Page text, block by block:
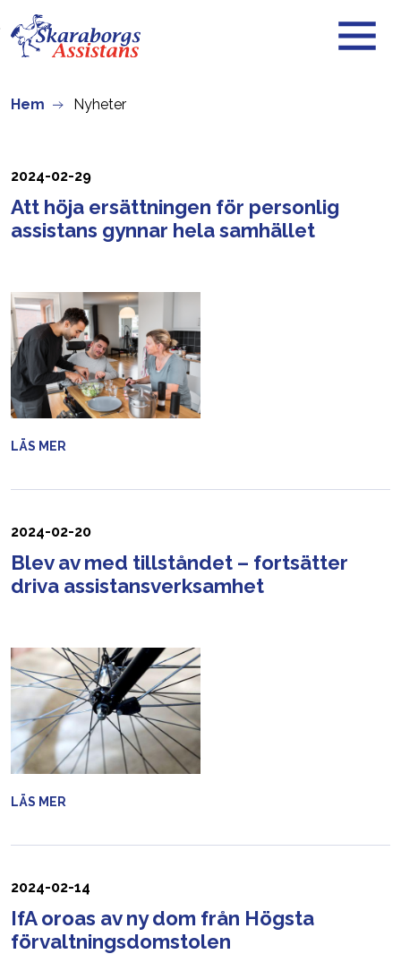
Skip to main content
Hem Nyheter
2024-02-29
Att höja ersättningen för personlig
assistans gynnar hela samhället
LÄS MER
2024-02-20
Blev av med tillståndet – fortsätter
driva assistansverksamhet
LÄS MER
2024-02-14
IfA oroas av ny dom från Högsta
förvaltningsdomstolen